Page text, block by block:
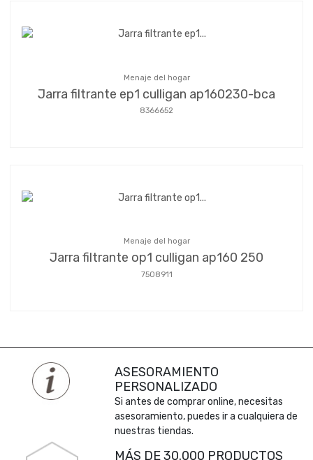
Menaje del hogar
Jarra filtrante ep1 culligan ap160230-bca
8366652
Menaje del hogar
Jarra filtrante op1 culligan ap160 250
7508911
ASESORAMIENTO
PERSONALIZADO
Si antes de comprar online, necesitas
asesoramiento, puedes ir a cualquiera de
nuestras tiendas.
MÁS DE 30.000 PRODUCTOS